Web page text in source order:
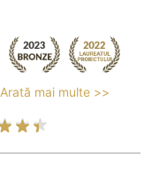
Arată mai multe >>